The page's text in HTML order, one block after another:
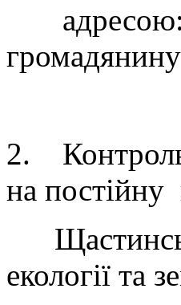
2.
на
екології та